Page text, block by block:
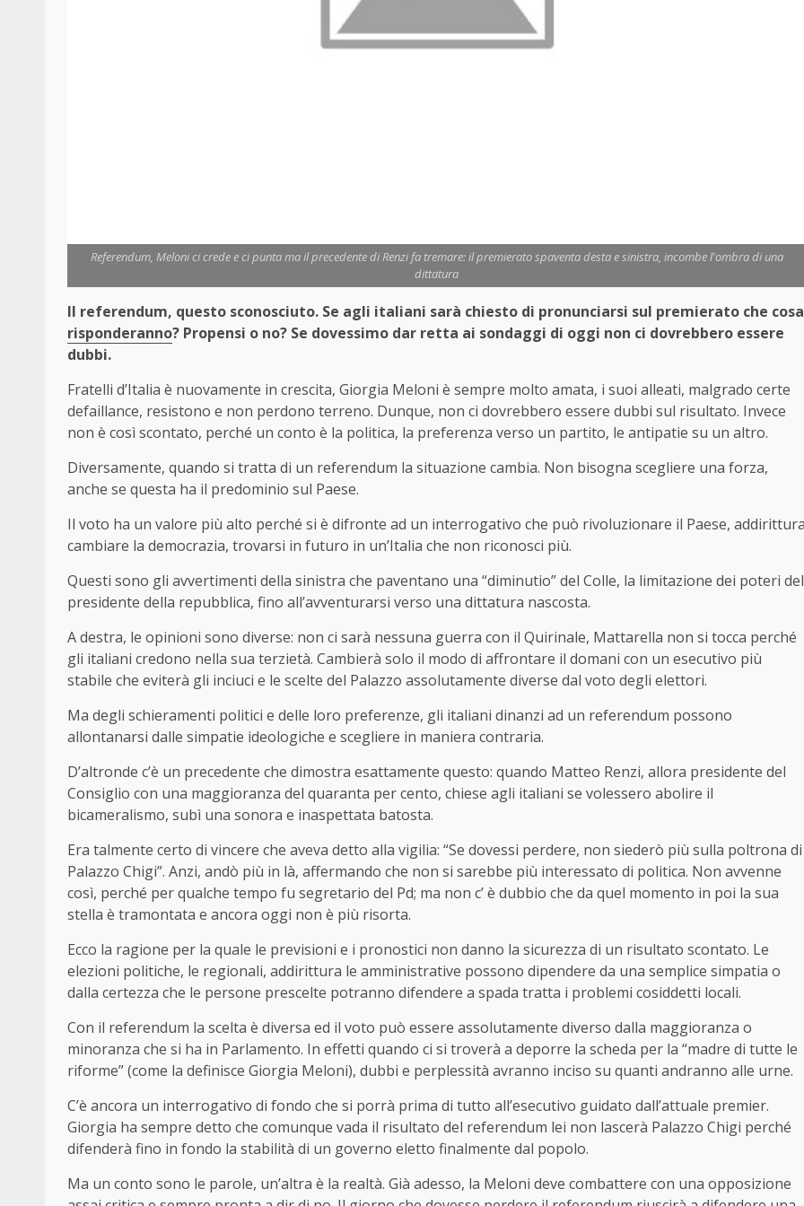
Referendum, Meloni ci crede e ci punta ma il precedente di Renzi fa tremare: il premierato spaventa desta e sinistra, incombe l'ombra di una
dittatura
Il referendum, questo sconosciuto. Se agli italiani sarà chiesto di pronunciarsi sul premierato che cosa
risponderanno? Propensi o no? Se dovessimo dar retta ai sondaggi di oggi non ci dovrebbero essere
dubbi.
Fratelli d’Italia è nuovamente in crescita, Giorgia Meloni è sempre molto amata, i suoi alleati, malgrado certe
defaillance, resistono e non perdono terreno. Dunque, non ci dovrebbero essere dubbi sul risultato. Invece
non è così scontato, perché un conto è la politica, la preferenza verso un partito, le antipatie su un altro.
Diversamente, quando si tratta di un referendum la situazione cambia. Non bisogna scegliere una forza,
anche se questa ha il predominio sul Paese.
Il voto ha un valore più alto perché si è difronte ad un interrogativo che può rivoluzionare il Paese,
cambiare la democrazia, trovarsi in futuro in un’Italia che non riconosci più.
Questi sono gli avvertimenti della sinistra che paventano una “diminutio” del Colle, la limitazione dei poteri del
presidente della repubblica, fino all’avventurarsi verso una dittatura nascosta.
A destra, le opinioni sono diverse: non ci sarà nessuna guerra con il Quirinale, Mattarella non si tocca perché
gli italiani credono nella sua terzietà. Cambierà solo il modo di affrontare il domani con un esecutivo più
stabile che eviterà gli inciuci e le scelte del Palazzo assolutamente diverse dal voto degli elettori.
Ma degli schieramenti politici e delle loro preferenze, gli italiani dinanzi ad un referendum possono
allontanarsi dalle simpatie ideologiche e scegliere in maniera contraria.
D’altronde c’è un precedente che dimostra esattamente questo: quando Matteo Renzi, allora presidente del
Consiglio con una maggioranza del quaranta per cento, chiese agli italiani se volessero abolire il
bicameralismo, subì una sonora e inaspettata batosta.
Era talmente certo di vincere che aveva detto alla vigilia: “Se dovessi perdere, non siederò più sulla poltrona di
Palazzo Chigi”. Anzi, andò più in là, affermando che non si sarebbe più interessato di politica. Non avvenne
così, perché per qualche tempo fu segretario del Pd; ma non c’ è dubbio che da quel momento in poi la sua
stella è tramontata e ancora oggi non è più risorta.
Ecco la ragione per la quale le previsioni e i pronostici non danno la sicurezza di un risultato scontato. Le
elezioni politiche, le regionali, addirittura le amministrative possono dipendere da una semplice simpatia o
dalla certezza che le persone prescelte potranno difendere a spada tratta i problemi cosiddetti locali.
Con il referendum la scelta è diversa ed il voto può essere assolutamente diverso dalla maggioranza o
minoranza che si ha in Parlamento. In effetti quando ci si troverà a deporre la scheda per la “madre di tutte le
riforme” (come la definisce Giorgia Meloni), dubbi e perplessità avranno inciso su quanti andranno alle urne.
C’è ancora un interrogativo di fondo che si porrà prima di tutto all’esecutivo guidato dall’attuale premier.
Giorgia ha sempre detto che comunque vada il risultato del referendum lei non lascerà Palazzo Chigi perché
difenderà fino in fondo la stabilità di un governo eletto finalmente dal popolo.
Ma un conto sono le parole, un’altra è la realtà. Già adesso, la Meloni deve combattere con una opposizione